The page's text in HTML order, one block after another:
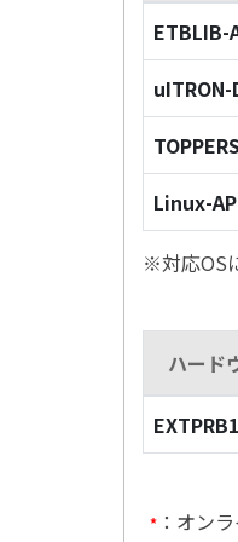
ETBLIB-
uITRON-
Linux-
※対応OS
ハード
EXTPRB1
* ：オン